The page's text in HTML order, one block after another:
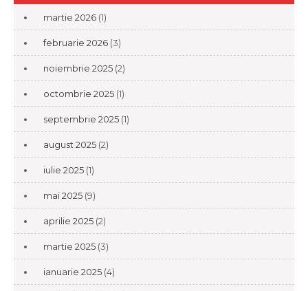
martie 2026 (1)
februarie 2026 (3)
noiembrie 2025 (2)
octombrie 2025 (1)
septembrie 2025 (1)
august 2025 (2)
iulie 2025 (1)
mai 2025 (9)
aprilie 2025 (2)
martie 2025 (3)
ianuarie 2025 (4)